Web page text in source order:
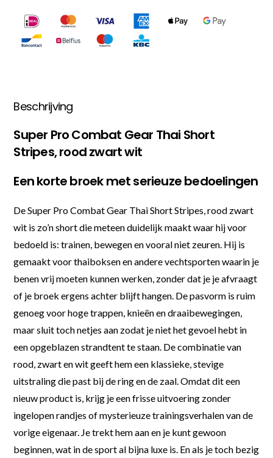
Wit
Beschrijving
Super Pro Combat Gear Thai Short
Stripes, rood zwart wit
Een korte broek met serieuze bedoelingen
De Super Pro Combat Gear Thai Short Stripes, rood zwart
wit is zo’n short die meteen duidelijk maakt waar hij voor
bedoeld is: trainen, bewegen en vooral niet zeuren. Hij is
gemaakt voor thaiboksen en andere vechtsporten waarin je
benen vrij moeten kunnen werken, zonder dat je je afvraagt
of je broek ergens achter blijft hangen. De pasvorm is ruim
genoeg voor hoge trappen, knieën en draaibewegingen,
maar sluit toch netjes aan zodat je niet het gevoel hebt in
een opgeblazen strandtent te staan. De combinatie van
rood, zwart en wit geeft hem een klassieke, stevige
uitstraling die past bij de ring en de zaal. Omdat dit een
nieuw product is, krijg je een frisse uitvoering zonder
ingelopen randjes of mysterieuze trainingsverhalen van de
vorige eigenaar. Je trekt hem aan en je kunt gewoon
beginnen, wat in de sport al bijna luxe is. En als je toch bezig